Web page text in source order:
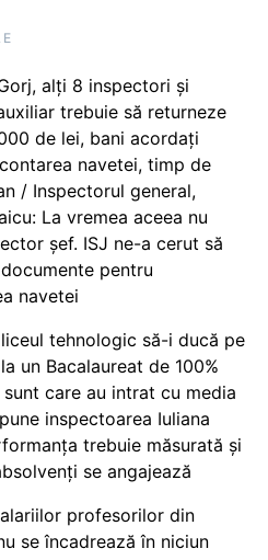
alți 8 inspectori și
trebuie să returneze
de lei, bani acordați
navetei, timp de
/ Inspectorul general,
La vremea aceea nu
șef. ISJ ne-a cerut să
pentru
navetei
tehnologic să-i ducă pe
un Bacalaureat de 100%
care au intrat cu media
inspectoarea Iuliana
trebuie măsurată și
se angajează
profesorilor din
se încadrează în niciun